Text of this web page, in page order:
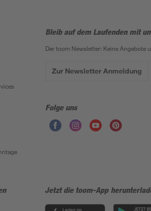
Bleib auf dem Laufenden mit
Der toom Newsletter: Keine Angebote
Zur Newsletter Anmeldung
Folge uns
Jetzt die toom-App